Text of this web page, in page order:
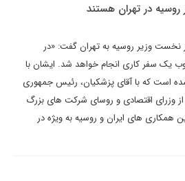
در تهران هستند
نخست وزیر روسیه به تهران گفت: «در
یک سفر کاری انجام خواهد شد. ایشان با
است که با آقای پزشکیان، رئیس جمهوری
وزرای اقتصادی و روسای شرکت های بزرگ
همکاری های ایران و روسیه به ویژه در